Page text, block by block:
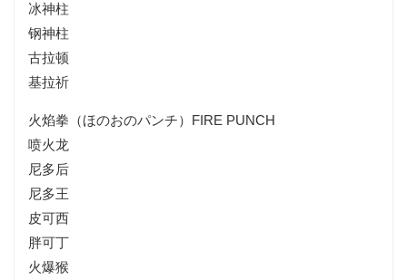
冰神柱
钢神柱
古拉顿
基拉祈
火焰拳（ほのおのパンチ）FIRE PUNCH
喷火龙
尼多后
尼多王
皮可西
胖可丁
火爆猴